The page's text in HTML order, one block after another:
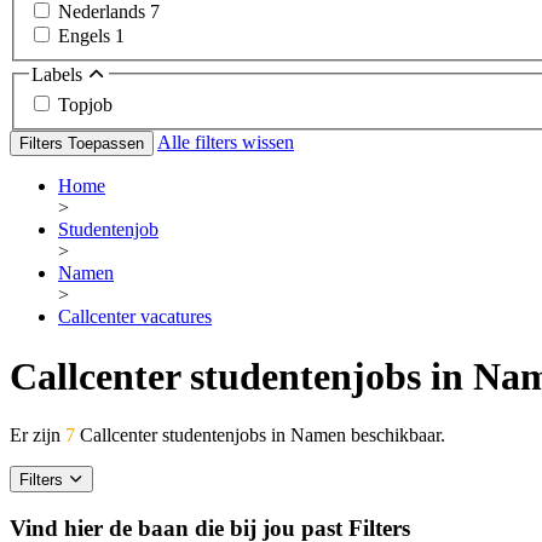
Nederlands 7
Engels 1
Labels
Topjob
Filters Toepassen Alle filters wissen
Home
>
Studentenjob
>
Namen
>
Callcenter vacatures
Callcenter studentenjobs in
Er zijn 7 Callcenter studentenjobs in Namen beschikbaar.
Filters
Vind hier de baan die bij jou past Filters